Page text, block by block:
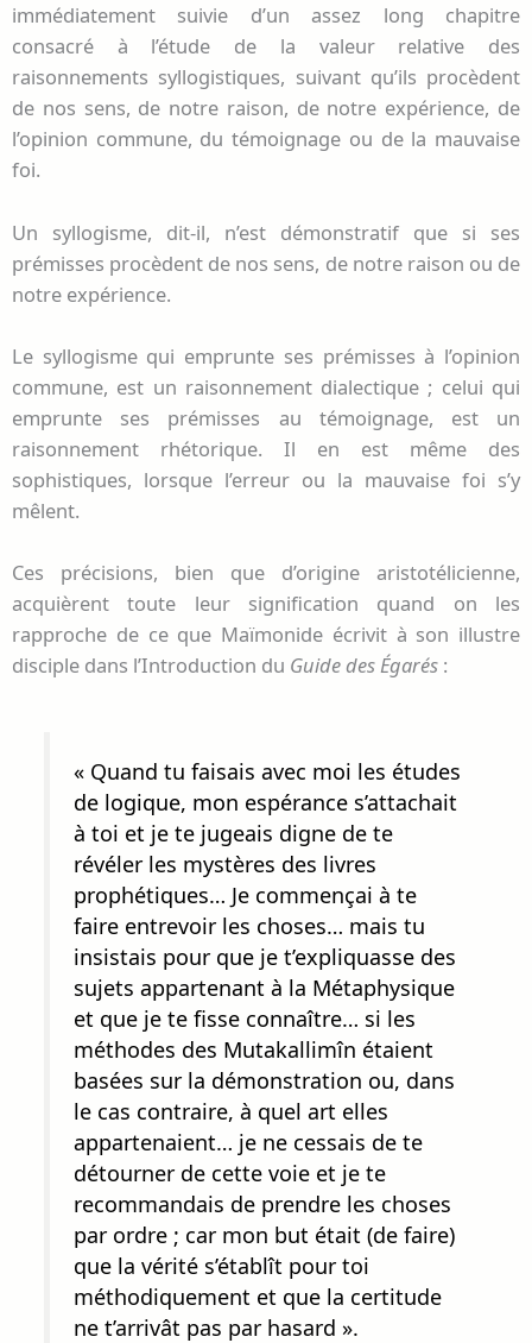
immédiatement suivie d’un assez long chapitre
consacré à l’étude de la valeur relative des
raisonnements syllogistiques, suivant qu’ils procèdent
de nos sens, de notre raison, de notre expérience, de
l’opinion commune, du témoignage ou de la mauvaise
foi.
Un syllogisme, dit-il, n’est démonstratif que si ses
prémisses procèdent de nos sens, de notre raison ou de
notre expérience.
Le syllogisme qui emprunte ses prémisses à l’opinion
commune, est un raisonnement dialectique ; celui qui
emprunte ses prémisses au témoignage, est un
raisonnement rhétorique. Il en est même des
sophistiques, lorsque l’erreur ou la mauvaise foi s’y
mêlent.
Ces précisions, bien que d’origine aristotélicienne,
acquièrent toute leur signification quand on les
rapproche de ce que Maïmonide écrivit à son illustre
disciple dans l’Introduction du Guide des Égarés :
« Quand tu faisais avec moi les études
de logique, mon espérance s’attachait
à toi et je te jugeais digne de te
révéler les mystères des livres
prophétiques… Je commençai à te
faire entrevoir les choses… mais tu
insistais pour que je t’expliquasse des
sujets appartenant à la Métaphysique
et que je te fisse connaître… si les
méthodes des Mutakallimîn étaient
basées sur la démonstration ou, dans
le cas contraire, à quel art elles
appartenaient… je ne cessais de te
détourner de cette voie et je te
recommandais de prendre les choses
par ordre ; car mon but était (de faire)
que la vérité s’établît pour toi
méthodiquement et que la certitude
ne t’arrivât pas par hasard ».